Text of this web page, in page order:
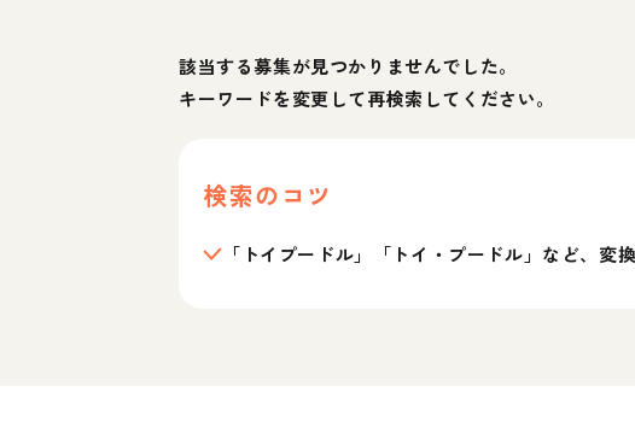
該当する募集が見つかりませんでした。
キーワードを変更して再検索してください。
検索のコツ
「トイプードル」「トイ・プードル」など、変